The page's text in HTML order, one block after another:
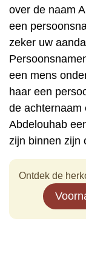
over de naam
een
zeker uw
een mens
haar een
de achternaam
Abdelouhab
zijn binnen zijn
Ontdek de